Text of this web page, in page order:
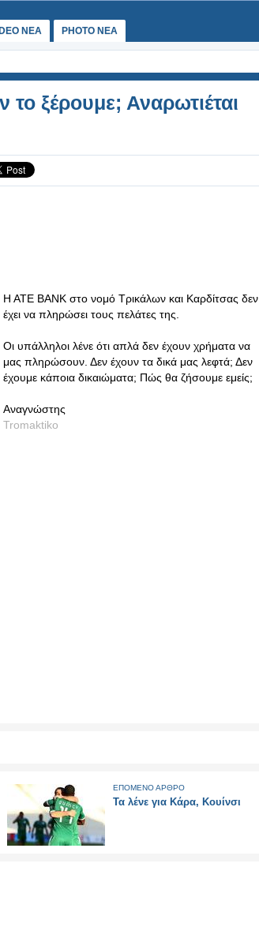
NEA PHOTO NEA
ξέρουμε; Αναρωτιέται
Η ΑΤΕ BANK στο νομό Τρικάλων και Καρδίτσας δεν
έχει να πληρώσει τους πελάτες της.
Οι υπάλληλοι λένε ότι απλά δεν έχουν χρήματα να
μας πληρώσουν. Δεν έχουν τα δικά μας λεφτά; Δεν
έχουμε κάποια δικαιώματα; Πώς θα ζήσουμε εμείς;
Αναγνώστης
Tromaktiko
ΕΠΟΜΕΝΟ ΑΡΘΡΟ
Τα λένε για Κάρα, Κουίνσι